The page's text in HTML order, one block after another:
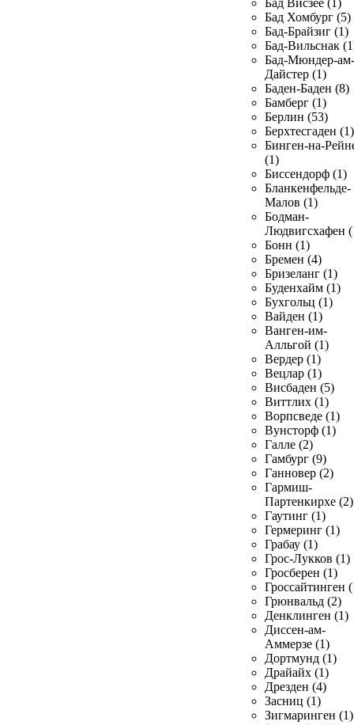
Бад Висзее (1)
Бад Хомбург (5)
Бад-Брайзиг (1)
Бад-Вильснак
Бад-Мюндер-ам-
Дайстер (1)
Баден-Баден (8)
Бамберг (1)
Берлин (53)
Берхтесгаден (1)
Бинген-на-
(1)
Биссендорф (1)
Бланкенфельде-
Малов (1)
Бодман-
Людвигсхафен
Бонн (1)
Бремен (4)
Бризеланг (1)
Буденхайм (1)
Бухгольц (1)
Вайден (1)
Ванген-им-
Алльгой (1)
Вердер (1)
Вецлар (1)
Висбаден (5)
Виттлих (1)
Ворпсведе (1)
Вунсторф (1)
Галле (2)
Гамбург (9)
Ганновер (2)
Гармиш-
Партенкирхе (2)
Гаутинг (1)
Гермеринг (1)
Грабау (1)
Грос-Лукков (1)
Гросберен (1)
Гроссайтинген
Грюнвальд (2)
Денклинген (1)
Диссен-ам-
Аммерзе (1)
Дортмунд (1)
Драйайх (1)
Дрезден (4)
Засниц (1)
Зигмаринген (1)